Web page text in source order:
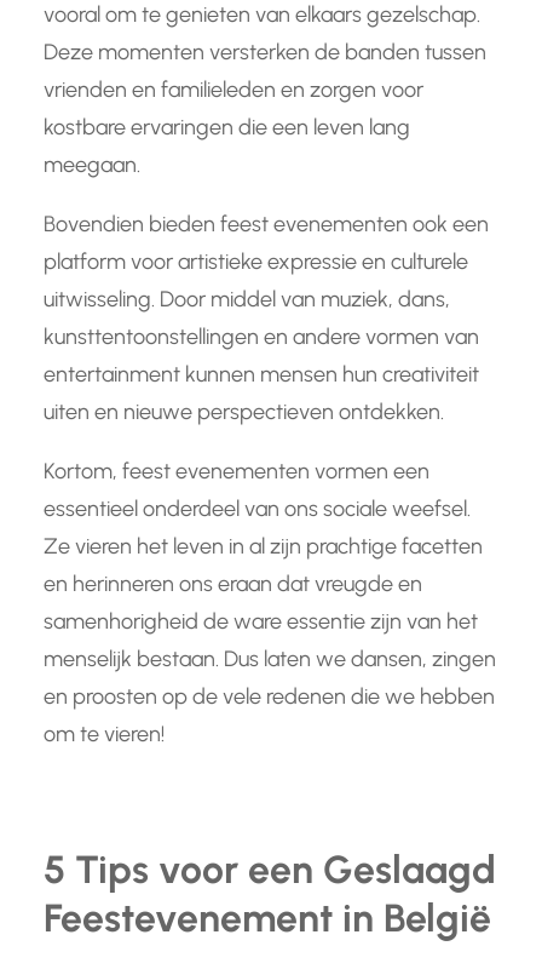
vooral om te genieten van elkaars gezelschap.
Deze momenten versterken de banden tussen
vrienden en familieleden en zorgen voor
kostbare ervaringen die een leven lang
meegaan.
Bovendien bieden feest evenementen ook een
platform voor artistieke expressie en culturele
uitwisseling. Door middel van muziek, dans,
kunsttentoonstellingen en andere vormen van
entertainment kunnen mensen hun creativiteit
uiten en nieuwe perspectieven ontdekken.
Kortom, feest evenementen vormen een
essentieel onderdeel van ons sociale weefsel.
Ze vieren het leven in al zijn prachtige facetten
en herinneren ons eraan dat vreugde en
samenhorigheid de ware essentie zijn van het
menselijk bestaan. Dus laten we dansen, zingen
en proosten op de vele redenen die we hebben
om te vieren!
5 Tips voor een Geslaagd
Feestevenement in België